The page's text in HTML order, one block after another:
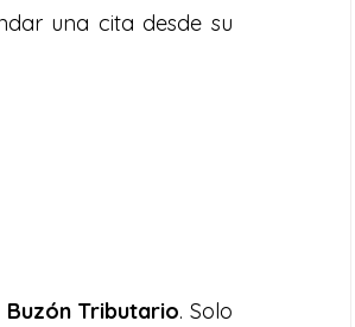
una cita desde su
Buzón Tributario. Solo